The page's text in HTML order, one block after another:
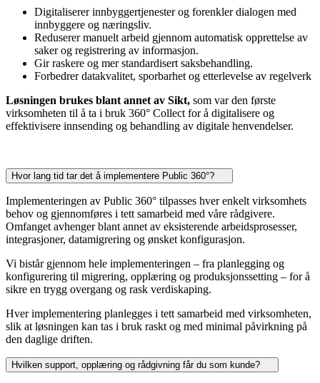
Digitaliserer innbyggertjenester og forenkler dialogen med
innbyggere og næringsliv.
Reduserer manuelt arbeid gjennom automatisk opprettelse av
saker og registrering av informasjon.
Gir raskere og mer standardisert saksbehandling.
Forbedrer datakvalitet, sporbarhet og etterlevelse av regelverk
Løsningen brukes blant annet av Sikt, som var den første
virksomheten til å ta i bruk 360° Collect for å digitalisere og
effektivisere innsending og behandling av digitale henvendelser.
Hvor lang tid tar det å implementere Public 360°?
Implementeringen av Public 360° tilpasses hver enkelt virksomhets
behov og gjennomføres i tett samarbeid med våre rådgivere.
Omfanget avhenger blant annet av eksisterende arbeidsprosesser,
integrasjoner, datamigrering og ønsket konfigurasjon.
Vi bistår gjennom hele implementeringen – fra planlegging og
konfigurering til migrering, opplæring og produksjonssetting – for å
sikre en trygg overgang og rask verdiskaping.
Hver implementering planlegges i tett samarbeid med virksomheten,
slik at løsningen kan tas i bruk raskt og med minimal påvirkning på
den daglige driften.
Hvilken support, opplæring og rådgivning får du som kunde?